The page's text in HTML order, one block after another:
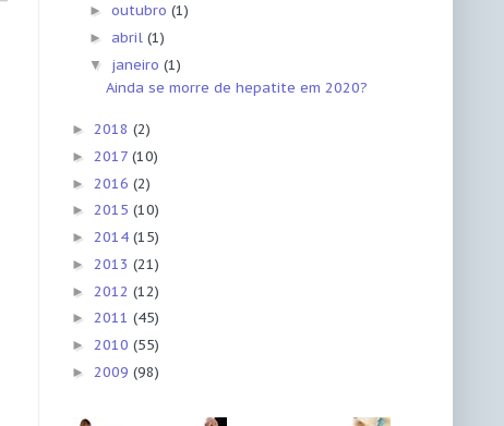
► outubro (1)
► abril (1)
▼ janeiro (1)
Ainda se morre de hepatite em 2020?
► 2018 (2)
► 2017 (10)
► 2016 (2)
► 2015 (10)
► 2014 (15)
► 2013 (21)
► 2012 (12)
► 2011 (45)
► 2010 (55)
► 2009 (98)